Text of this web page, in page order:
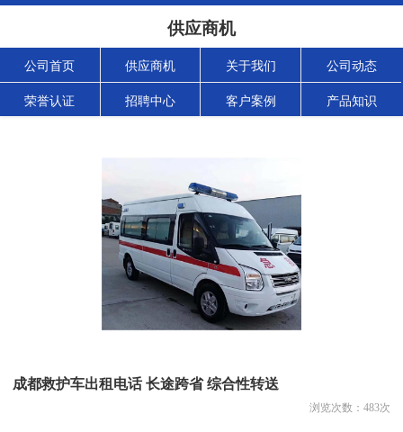
供应商机
公司首页 供应商机 关于我们 公司动态
荣誉认证 招聘中心 客户案例 产品知识
成都救护车出租电话 长途跨省 综合性转送
浏览次数： 483次